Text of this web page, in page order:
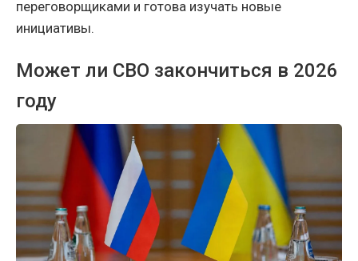
переговорщиками и готова изучать новые
инициативы.
Может ли СВО закончиться в 2026
году